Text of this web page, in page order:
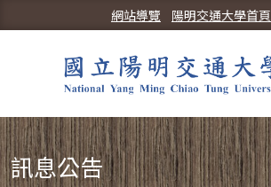
陽明交通大學首頁
網站導覽
訊息公告